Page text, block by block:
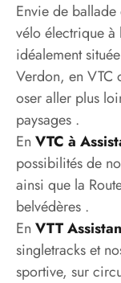
Envie de
vélo électrique à
idéalement
Verdon, en VTC
oser aller plus
paysages .
En VTC à
possibilités de
ainsi que la
belvédères .
En VTT
singletracks et
sportive, sur